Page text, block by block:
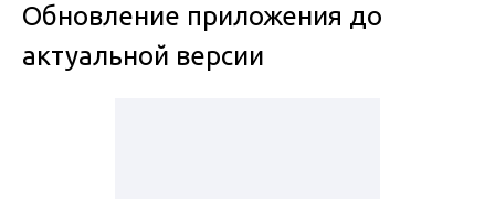
Обновление приложения до
актуальной версии